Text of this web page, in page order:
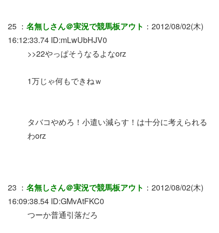
25 ： 名無しさん＠実況で競馬板アウト ：2012/08/02(木)
16:12:33.74 ID:mLwUbHJV0
>>22やっぱそうなるよなorz
1万じゃ何もできねｗ
タバコやめろ！小遣い減らす！は十分に考えられる
わorz
23 ： 名無しさん＠実況で競馬板アウト ：2012/08/02(木)
16:09:38.54 ID:GMvAtFKC0
つーか普通引落だろ